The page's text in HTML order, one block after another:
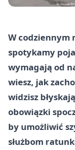
W codziennym
spotykamy
wymagają od
wiesz, jak
widzisz
obowiązki
by umożliwić
służbom